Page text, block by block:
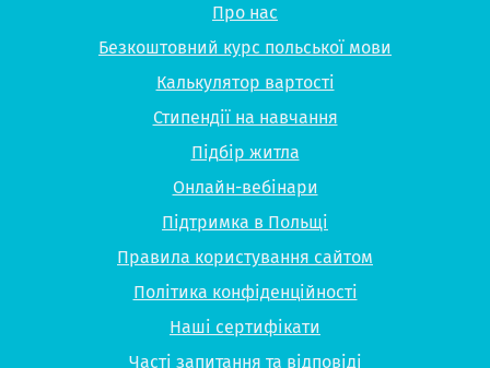
Про нас
Безкоштовний курс польської мови
Калькулятор вартості
Стипендії на навчання
Підбір житла
Онлайн-вебінари
Підтримка в Польщі
Правила користування сайтом
Політика конфіденційності
Наші сертифікати
Часті запитання та відповіді